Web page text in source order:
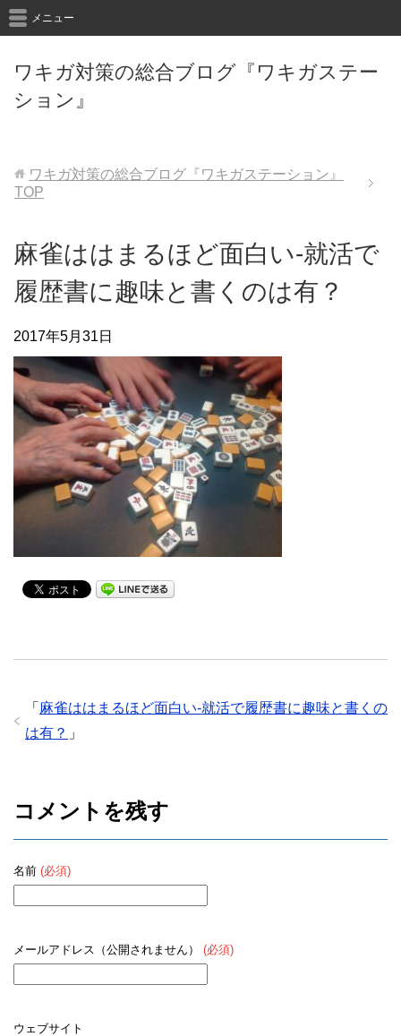
ワキガ対策の総合ブログ『ワキガステー
ション』
メニュー
ワキガ対策の総合ブログ『ワキガステーション』
TOP
麻雀ははまるほど面白い-就活で
履歴書に趣味と書くのは有？
2017年5月31日
「 麻雀ははまるほど面白い-就活で履歴書に趣味と書くの
は有？ 」
コメントを残す
名前 (必須)
メールアドレス（公開されません） (必須)
ウェブサイト